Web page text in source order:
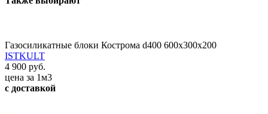
Газосиликатные блоки Кострома d400 600x300x200
ISTKULT
4 900 руб.
цена за 1м3
с доставкой